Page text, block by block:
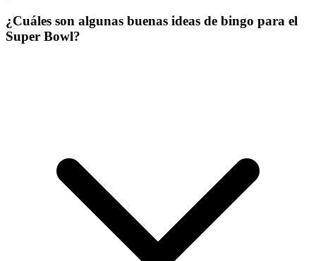
¿Cuáles son algunas buenas ideas de bingo para el
Super Bowl?